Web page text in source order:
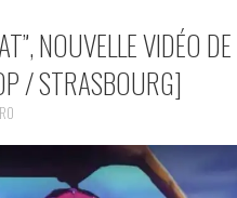
NOUVELLE VIDÉO DE
/ STRASBOURG]